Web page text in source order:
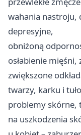
wahania nastroju,
depresyjne,
obniżoną
osłabienie mięśni,
zwiększone
twarzy, karku i
problemy skórne,
na uszkodzenia